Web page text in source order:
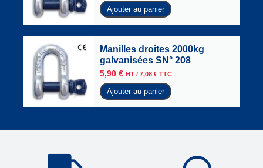
Ajouter au panier
Manilles droites 2000kg
galvanisées SN° 208
5,90 € HT / 7,08 € TTC
Ajouter au panier